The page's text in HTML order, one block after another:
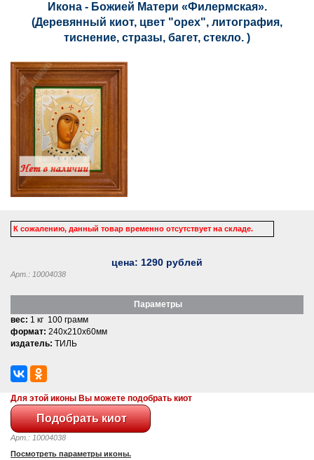
Икона - Божией Матери «Филермская».
(Деревянный киот, цвет "орех", литография,
тиснение, стразы, багет, стекло. )
К сожалению, данный товар временно отсутствует на складе.
цена: 1290 рублей
Арт.: 10004038
Параметры
вес: 1 кг 100 грамм
формат: 240x210x60мм
издатель: ТИЛЬ
Для этой иконы Вы можете подобрать киот
Арт.: 10004038
Посмотреть параметры иконы.